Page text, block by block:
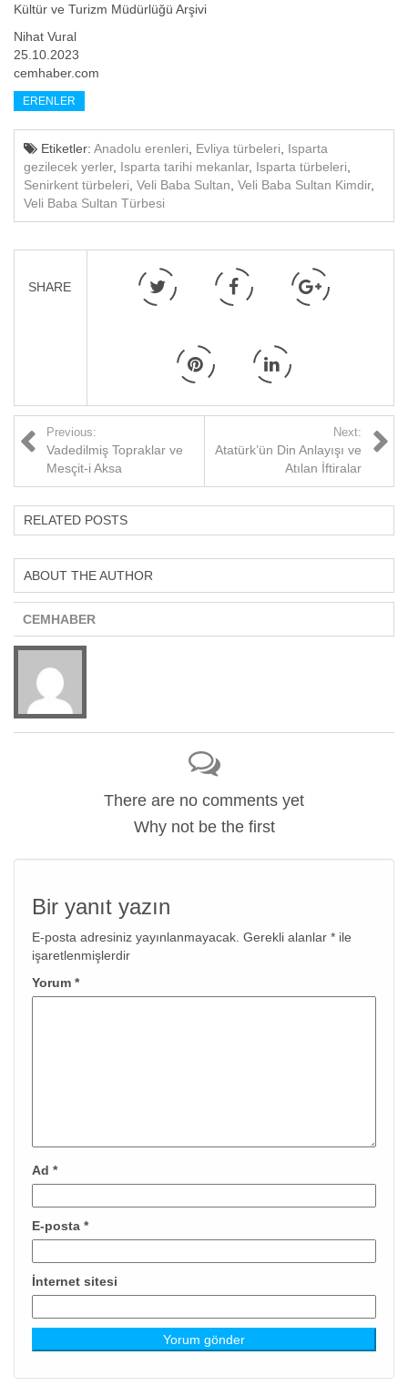
Kültür ve Turizm Müdürlüğü Arşivi
Nihat Vural
25.10.2023
cemhaber.com
ERENLER
Etiketler: Anadolu erenleri Evliya türbeleri
Isparta
gezilecek yerler, Isparta tarihi mekanlar, Isparta türbeleri
Senirkent türbeleri Veli Baba Sultan Veli Baba Sultan Kimdir,
Veli Baba Sultan Türbesi
SHARE
Previous:
Vadedilmiş Topraklar ve
Mesçit-i Aksa
Next:
Atatürk’ün Din Anlayışı ve
Atılan İftiralar
RELATED POSTS
ABOUT THE AUTHOR
CEMHABER
There are no comments yet
Why not be the first
Bir yanıt yazın
E-posta adresiniz yayınlanmayacak. Gerekli alanlar * ile
işaretlenmişlerdir
Yorum *
Ad *
E-posta *
İnternet sitesi